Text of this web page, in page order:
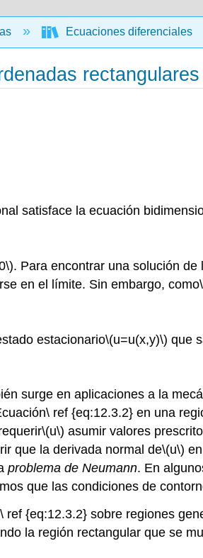
Ecuaciones diferenciales
rectangulares
satisface la ecuación
. Para encontrar una solución
en el límite. Sin embargo, como
estacionario\(u=u(x,y)\) que
surge en aplicaciones a la
ref {eq:12.3.2} en una
\(u\) asumir valores
que la derivada normal de\(u\)
problema de Neumann. En
que las condiciones de
{eq:12.3.2} sobre regiones
la región rectangular que se